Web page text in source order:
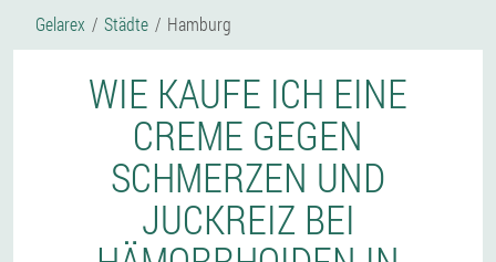
Gelarex Städte Hamburg
WIE KAUFE ICH EINE
CREME GEGEN
SCHMERZEN UND
JUCKREIZ BEI